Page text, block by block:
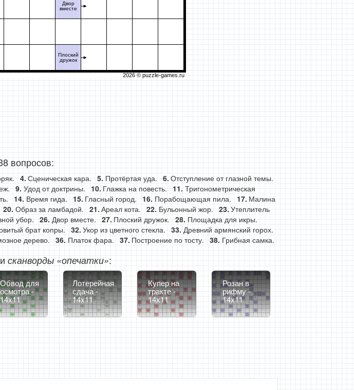
Двор
вместе
Плоский
дружок
2026 © puzzle-games.ru
вопросов:
Сценическая кара. Протёртая уда.
Отступление от глазной темы.
Удод от доктрины. Глажка на повесть.
Тригонометрическая
Время гида. Гласный город. Порабощающая пила.
Малина
Образ за ламбадой. Ареал кота. Бульонный жор.
Утеплитель
убор. Двор вместе. Плоский дружок.
Площадка для икры.
брат копры. Укор из цветного стекла.
Древний армянский горох.
дерево. Платок фара. Построение по тосту. Грибная самка.
сканворды «опечатки»:
Обвод для
осмотра -
14x11
Лотерейная
сдача -
14x11
Купер на
тракте -
14x11
Розан в
рифму -
14x11